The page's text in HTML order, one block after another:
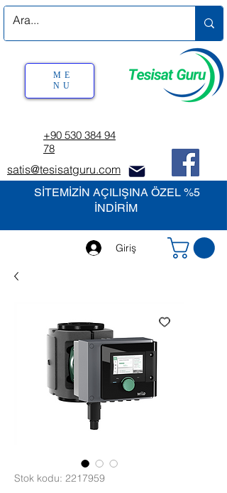
SİTEMİZİN AÇILIŞINA ÖZEL %5
İNDİRİM
+90 530 384 94
78
satis@tesisatguru.com
Giriş
ME
NU
Stok kodu: 2217959